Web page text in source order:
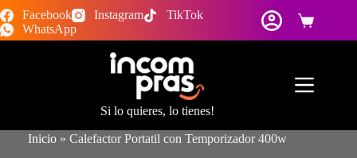
Saltar
al
contenido
Facebook Instagram
TikTok
WhatsApp
Carro
de
Si lo quieres, lo tienes!
Inicio» Calefactor Portatil con Temporizador 400w